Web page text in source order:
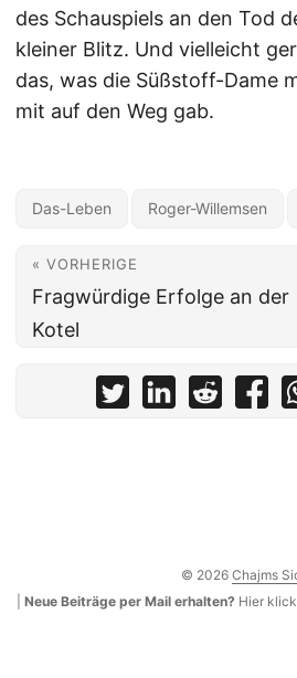
des Schauspiels an den Tod
kleiner Blitz. Und vielleicht
das, was die Süßstoff-Dame
mit auf den Weg gab.
Das-Leben Roger-Willemsen
« VORHERIGE
Fragwürdige Erfolge an der
Kotel
© 2026 Chajms
Neue Beiträge per Mail erhalten? Hier